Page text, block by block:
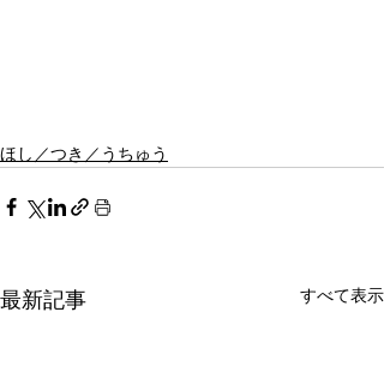
ほし／つき／うちゅう
最新記事 すべて表示